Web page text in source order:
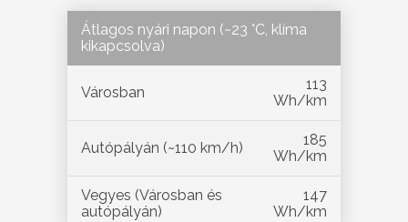
Átlagos nyári napon (~23 °C, klíma
kikapcsolva)
Városban
113
Wh/km
Autópályán (~110 km/h)
185
Wh/km
Vegyes (Városban és
autópályán)
147
Wh/km